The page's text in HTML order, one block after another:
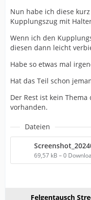
Nun habe ich diese
Kupplungszug mit
Wenn ich den
diesen dann leicht
Habe so etwas mal
Hat das Teil schon
Der Rest ist kein Thema
vorhanden.
Dateien
69,57 kB – 0
Felgentausch